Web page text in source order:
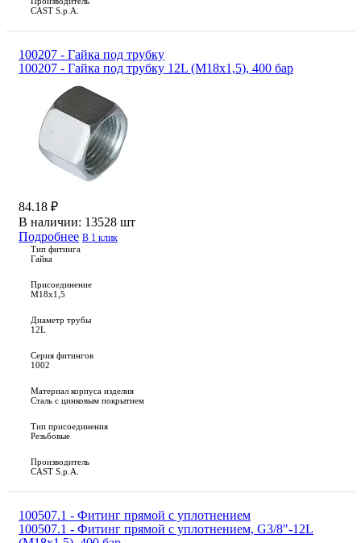
CAST S.p.A.
100207 - Гайка под трубку
100207 - Гайка под трубку 12L (М18х1,5), 400 бар
84.18 ₽
В наличии: 13528 шт
Подробнее В 1 клик
Тип фитинга
Гайка
Присоединение
M18x1,5
Диаметр трубы
12L
Серия фитингов
1002
Материал корпуса изделия
Сталь с цинковым покрытием
Тип присоединения
Резьбовые
Производитель
CAST S.p.A.
100507.1 - Фитинг прямой с уплотнением
100507.1 - Фитинг прямой с уплотнением, G3/8"-12L